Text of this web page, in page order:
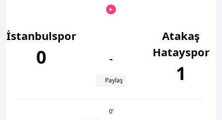
İstanbulspor
0 -
Paylaş
Atakaş
Hatayspor
1
0’